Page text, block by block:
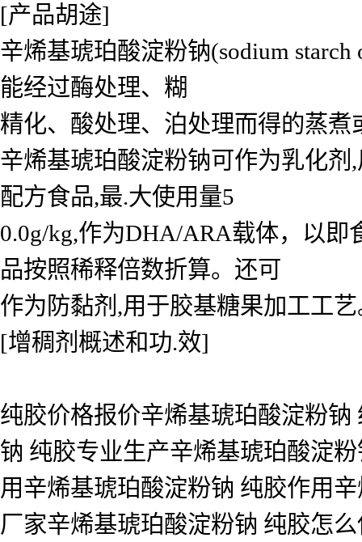
[产品胡途]
辛烯基琥珀酸淀粉钠(sodium
能经过酶处理、糊
精化、酸处理、泊处理而得的蒸
辛烯基琥珀酸淀粉钠可作为乳化
配方食品,最.大使用量5
0.0g/kg,作为DHA/ARA载体，以即
品按照稀释倍数折算。还可
作为防黏剂,用于胶基糖果加工工
[增稠剂概述和功.效]
纯胶价格报价辛烯基琥珀酸淀粉
钠 纯胶专业生产辛烯基琥珀酸淀
用辛烯基琥珀酸淀粉钠 纯胶作用
厂家辛烯基琥珀酸淀粉钠 纯胶怎